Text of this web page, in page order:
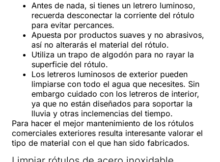
Antes de nada, si tienes un letrero luminoso,
recuerda desconectar la corriente del rótulo
para evitar percances.
Apuesta por productos suaves y no abrasivos,
así no alterarás el material del rótulo.
Utiliza un trapo de algodón para no rayar la
superficie del rótulo.
Los letreros luminosos de exterior pueden
limpiarse con todo el agua que necesites. Sin
embargo cuidado con los letreros de interior,
ya que no están diseñados para soportar la
lluvia y otras inclemencias del tiempo.
Para hacer el mejor mantenimiento de los rótulos
comerciales exteriores resulta interesante valorar el
tipo de material con el que han sido fabricados.